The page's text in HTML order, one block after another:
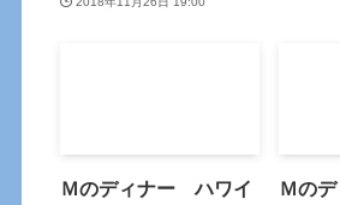
Ｍのディナー ハワイ
Ｍの